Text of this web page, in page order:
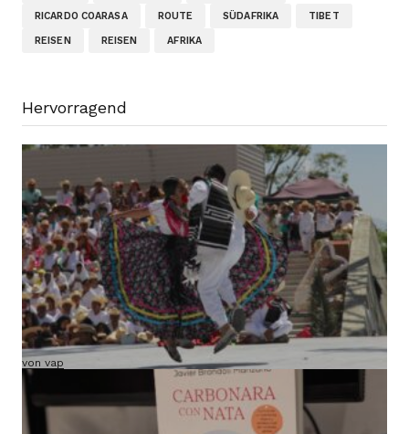
RICARDO COARASA ROUTE SÜDAFRIKA TIBET
REISEN REISEN AFRIKA
Hervorragend
VAP-Route durch Mexiko (bestätigte Abreise
und Gruppe bereits geschlossen)
von vap